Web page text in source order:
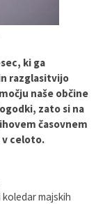
ki ga
razglasitvijo
naše občine
zato si na
časovnem
v celoto.
majskih